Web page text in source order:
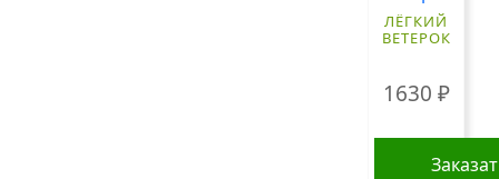
ЛЁГКИЙ
ВЕТЕРОК
1630 ₽